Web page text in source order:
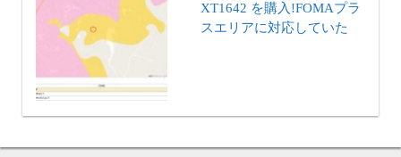
XT1642 を購入!FOMAプラ
スエリアに対応していた